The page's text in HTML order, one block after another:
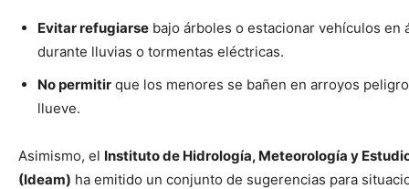
Evitar refugiarse bajo árboles o estacionar vehículos en
durante lluvias o tormentas eléctricas.
No permitir que los menores se bañen en arroyos
llueve.
Asimismo, el Instituto de Hidrología, Meteorología y
(Ideam) ha emitido un conjunto de sugerencias para